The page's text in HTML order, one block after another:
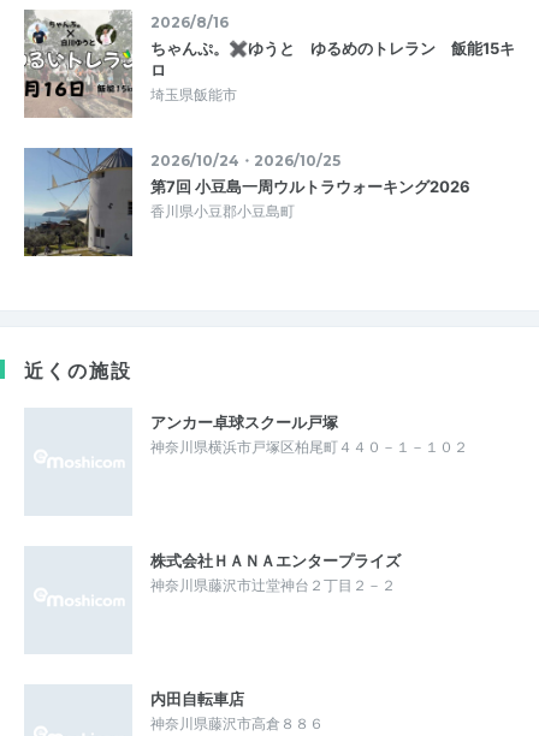
2026/8/16
ちゃんぷ。✖ゆうと ゆるめのトレラン 飯能15キ
ロ
埼玉県飯能市
2026/10/24・2026/10/25
第7回 小豆島一周ウルトラウォーキング2026
香川県小豆郡小豆島町
近くの施設
アンカー卓球スクール戸塚
神奈川県横浜市戸塚区柏尾町４４０－１－１０２
株式会社ＨＡＮＡエンタープライズ
神奈川県藤沢市辻堂神台２丁目２－２
内田自転車店
神奈川県藤沢市高倉８８６